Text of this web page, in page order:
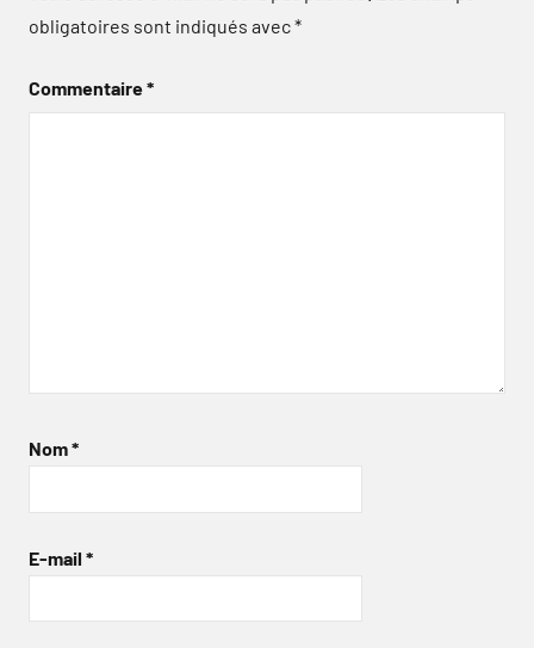
obligatoires sont indiqués avec*
Commentaire*
Nom*
E-mail *